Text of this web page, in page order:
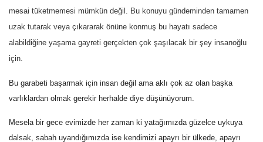
mesai tüketmemesi mümkün değil. Bu konuyu gündeminden tamamen
uzak tutarak veya çıkararak önüne konmuş bu hayatı sadece
alabildiğine yaşama gayreti gerçekten çok şaşılacak bir şey insanoğlu
için.
Bu garabeti başarmak için insan değil ama aklı çok az olan başka
varlıklardan olmak gerekir herhalde diye düşünüyorum.
Mesela bir gece evimizde her zaman ki yatağımızda güzelce uykuya
dalsak, sabah uyandığımızda ise kendimizi apayrı bir ülkede, apayrı